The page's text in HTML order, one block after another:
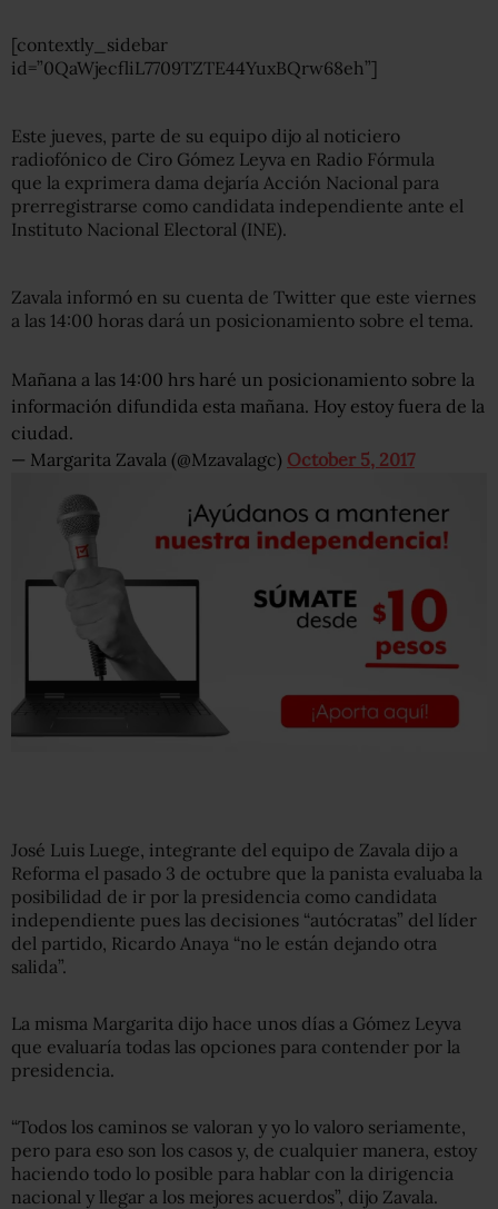
[contextly_sidebar
id=”0QaWjecfliL7709TZTE44YuxBQrw68eh”]
Este jueves, parte de su equipo dijo al noticiero
radiofónico de Ciro Gómez Leyva en Radio Fórmula
que la exprimera dama dejaría Acción Nacional para
prerregistrarse como candidata independiente ante el
Instituto Nacional Electoral (INE).
Zavala informó en su cuenta de Twitter que este viernes
a las 14:00 horas dará un posicionamiento sobre el tema.
Mañana a las 14:00 hrs haré un posicionamiento sobre la
información difundida esta mañana. Hoy estoy fuera de la
ciudad.
— Margarita Zavala (@Mzavalagc) October 5, 2017
José Luis Luege, integrante del equipo de Zavala dijo a
Reforma el pasado 3 de octubre que la panista evaluaba la
posibilidad de ir por la presidencia como candidata
independiente pues las decisiones “autócratas” del líder
del partido, Ricardo Anaya “no le están dejando otra
salida”.
La misma Margarita dijo hace unos días a Gómez Leyva
que evaluaría todas las opciones para contender por la
presidencia.
“Todos los caminos se valoran y yo lo valoro seriamente,
pero para eso son los casos y, de cualquier manera, estoy
haciendo todo lo posible para hablar con la dirigencia
nacional y llegar a los mejores acuerdos”, dijo Zavala.